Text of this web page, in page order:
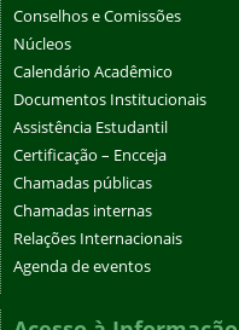
Conselhos e Comissões
Núcleos
Calendário Acadêmico
Documentos Institucionais
Assistência Estudantil
Certificação – Encceja
Chamadas públicas
Chamadas internas
Relações Internacionais
Agenda de eventos